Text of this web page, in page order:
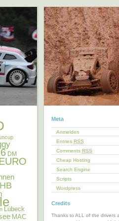
DM
Lübeck
MAC
Meta
Anmelden
Entries RSS
Comments RSS
Cheap Hosting
Search Engine
Scripts
Wordpress
Credits
Thanks to ALL of the drivers